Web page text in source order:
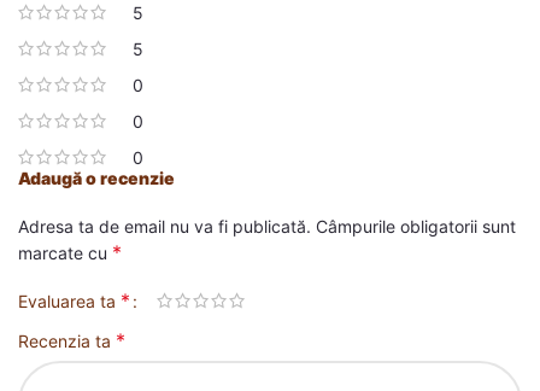
5
5
0
0
0
Adaugă o recenzie
Adresa ta de email nu va fi publicată. Câmpurile obligatorii sunt
marcate cu *
Evaluarea ta *
Recenzia ta *